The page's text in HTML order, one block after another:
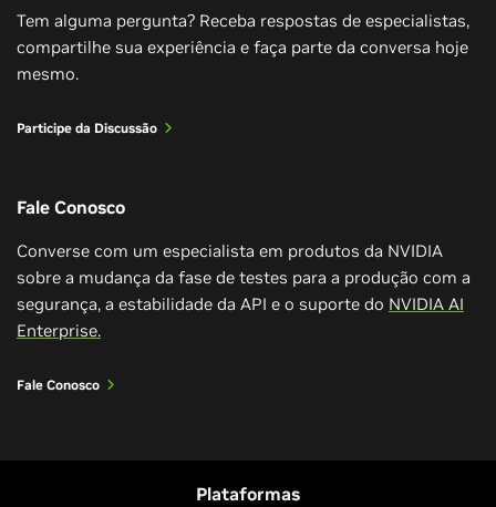
Como Configurar Uma Demonstração de
RAG no NVIDIA AI Workbench
Acompanhe uma instalação do início ao fim de um
Generativa
criem ou clonem projetos de IA localmente e os
dimensionem facilmente para a nuvem ou data
Tem alguma pergunta? Receba respostas de especialistas,
compartilhe sua experiência e faça parte da conversa hoje
mesmo.
Participe da Discussão
Fale Conosco
Converse com um especialista em produtos da NVIDIA
sobre a mudança da fase de testes para a produção com a
segurança, a estabilidade da API e o suporte do NVIDIA AI
Enterprise.
Fale Conosco
Plataformas